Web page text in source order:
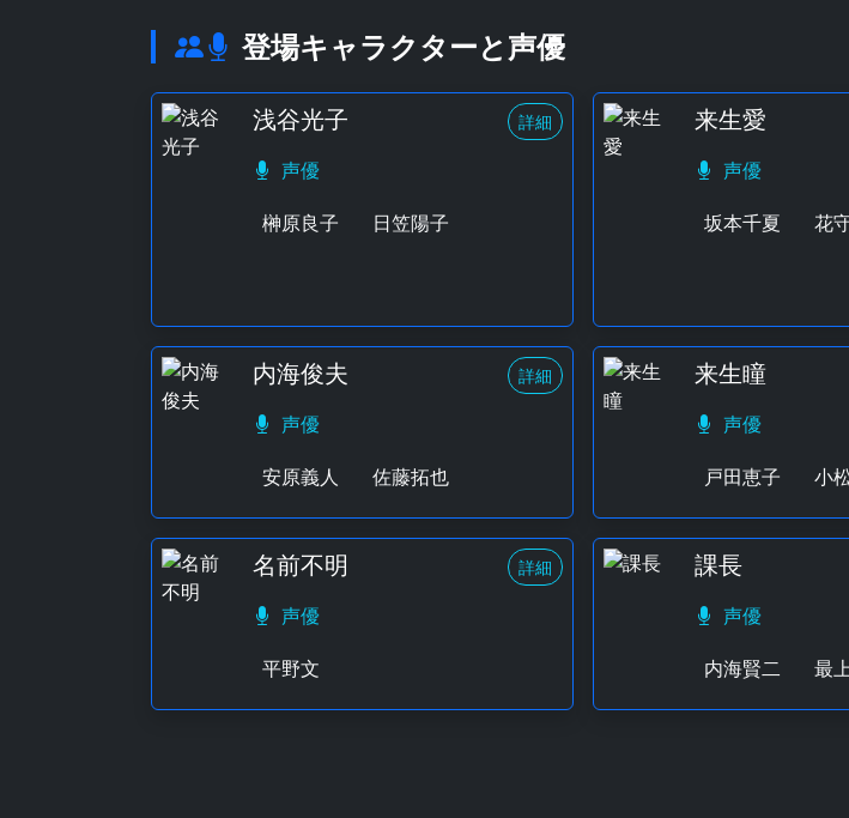
登場キャラクターと声優
浅谷光子 詳細
声優
榊原良子
日笠陽子
来生愛
声優
坂本千夏
花
内海俊夫 詳細
声優
安原義人
佐藤拓也
来生瞳
声優
戸田恵子
小
名前不明 詳細
声優
平野文
課長
声優
内海賢二
最